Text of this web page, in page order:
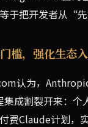
于把开发者从“
槛，强化生态
认为，
集成割裂开来：
费Claude计划